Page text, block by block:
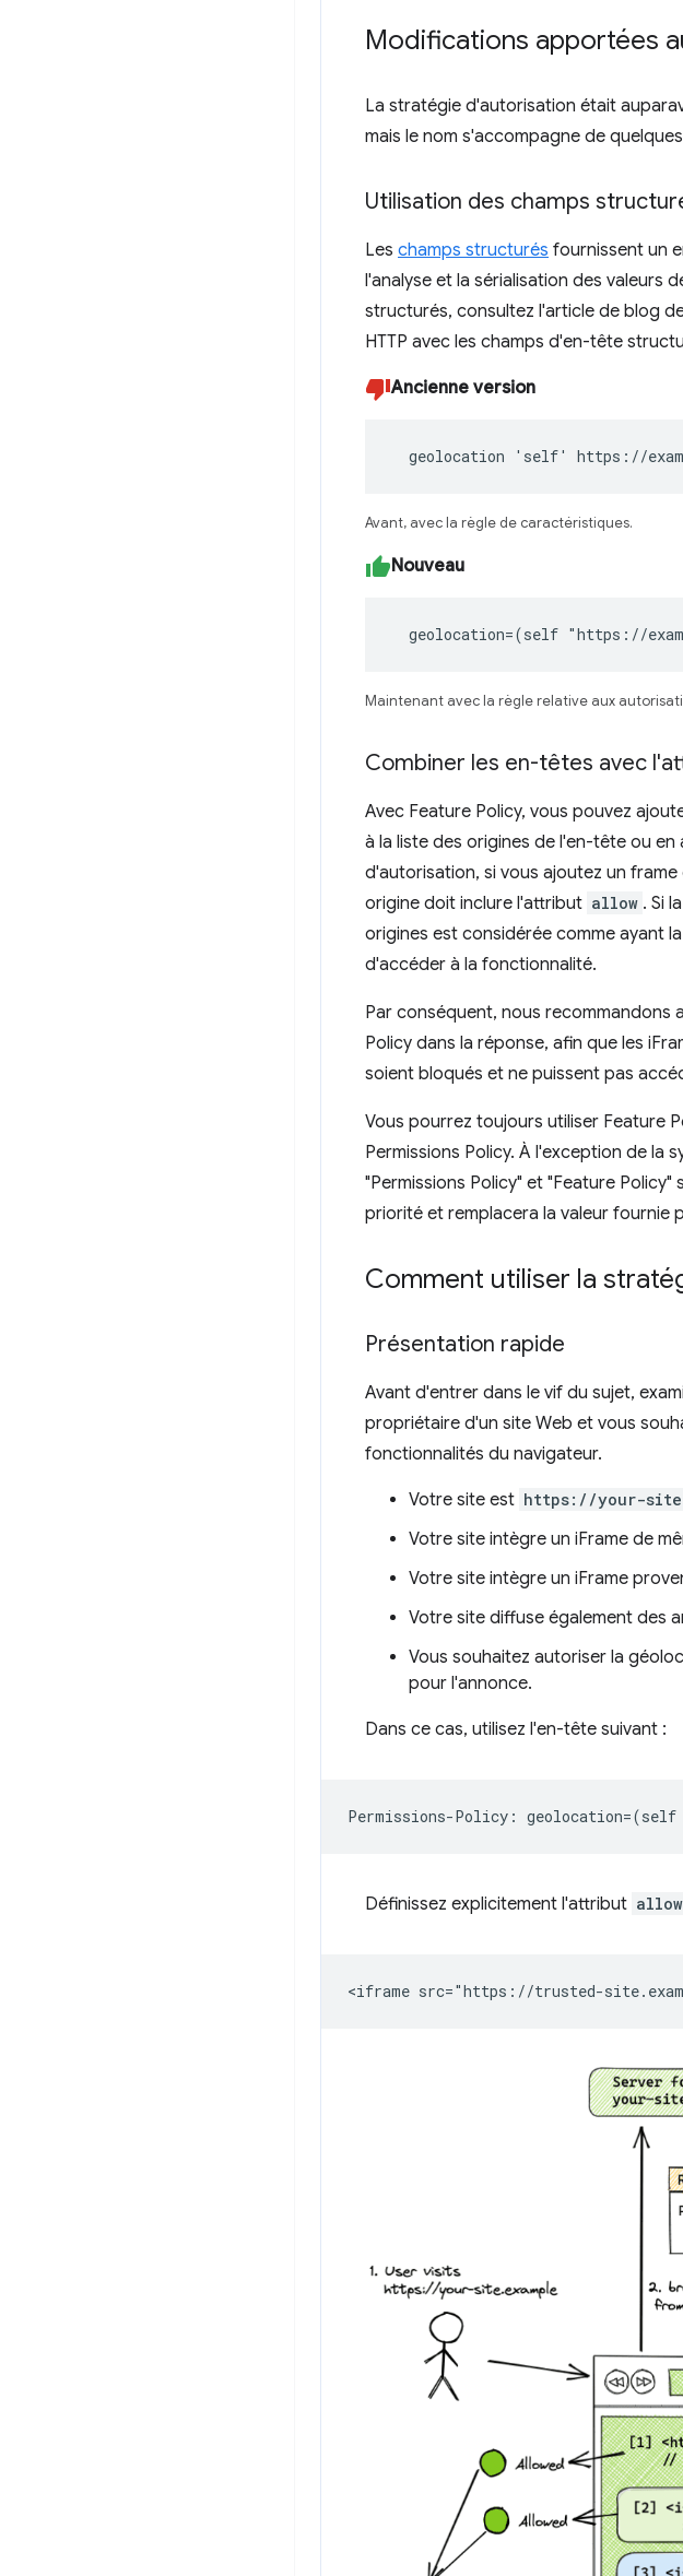
Modifications apportées
La stratégie d'autorisation était
mais le nom s'accompagne de
Utilisation des champs
Les champs structurés fournissent un
l'analyse et la sérialisation des valeurs
structurés, consultez l'article de blog
HTTP avec les champs d'en-tête
Ancienne version
geolocation 'self' https://
Avant, avec la règle de caractéristiques.
Nouveau
geolocation=(self "https://
Maintenant avec la règle relative aux
Combiner les en-têtes avec
Avec Feature Policy, vous pouvez
à la liste des origines de l'en-tête ou
d'autorisation, si vous ajoutez un
origine doit inclure l'attribut allow . Si
origines est considérée comme ayant
d'accéder à la fonctionnalité.
Par conséquent, nous recommandons
Policy dans la réponse, afin que les
soient bloqués et ne puissent pas
Vous pourrez toujours utiliser Feature
Permissions Policy. À l'exception de la
"Permissions Policy" et "Feature
priorité et remplacera la valeur fournie
Comment utiliser la
Présentation rapide
Avant d'entrer dans le vif du sujet,
propriétaire d'un site Web et vous
fonctionnalités du navigateur.
Votre site est https://your-
Votre site intègre un iFrame de
Votre site intègre un iFrame
Votre site diffuse également des
Vous souhaitez autoriser la
pour l'annonce.
Dans ce cas, utilisez l'en-tête suivant :
Définissez explicitement l'attribut allow